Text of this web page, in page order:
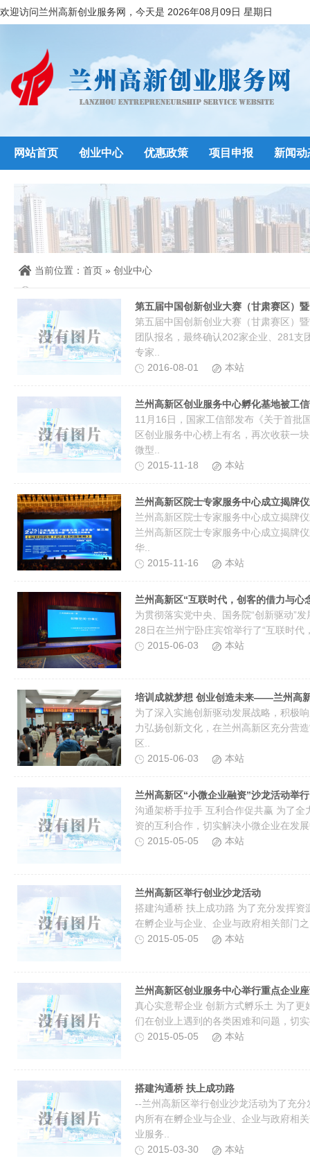
欢迎访问兰州高新创业服务网，今天是 2026年08月09日 星期日
网站首页 创业中心 优惠政策 项目申报 新闻动
当前位置： 首页 » 创业中心
第五届中国创新创业大赛（甘肃赛区）
第五届中国创新创业大赛（甘肃赛区）
团队报名，最终确认202家企业、281支
专家..
2016-08-01
本站
兰州高新区创业服务中心孵化基地被工
11月16日，国家工信部发布《关于首批
区创业服务中心榜上有名，再次收获一
微型..
2015-11-18
本站
兰州高新区院士专家服务中心成立揭牌
兰州高新区院士专家服务中心成立揭牌
兰州高新区院士专家服务中心成立揭牌
华..
2015-11-16
本站
兰州高新区“互联时代，创客的借力与心
为贯彻落实党中央、国务院“创新驱动”
28日在兰州宁卧庄宾馆举行了“互联时代
2015-06-03
本站
培训成就梦想 创业创造未来——兰州高
为了深入实施创新驱动发展战略，积极
力弘扬创新文化，在兰州高新区充分营
区..
2015-06-03
本站
兰州高新区“小微企业融资”沙龙活动举行
沟通架桥手拉手 互利合作促共赢 为了
资的互利合作，切实解决小微企业在发
2015-05-05
本站
兰州高新区举行创业沙龙活动
搭建沟通桥 扶上成功路 为了充分发挥
在孵企业与企业、企业与政府相关部门
2015-05-05
本站
兰州高新区创业服务中心举行重点企业
真心实意帮企业 创新方式孵乐土 为了
们在创业上遇到的各类困难和问题，切
2015-05-05
本站
搭建沟通桥 扶上成功路
--兰州高新区举行创业沙龙活动为了充
内所有在孵企业与企业、企业与政府相
业服务..
2015-03-30
本站